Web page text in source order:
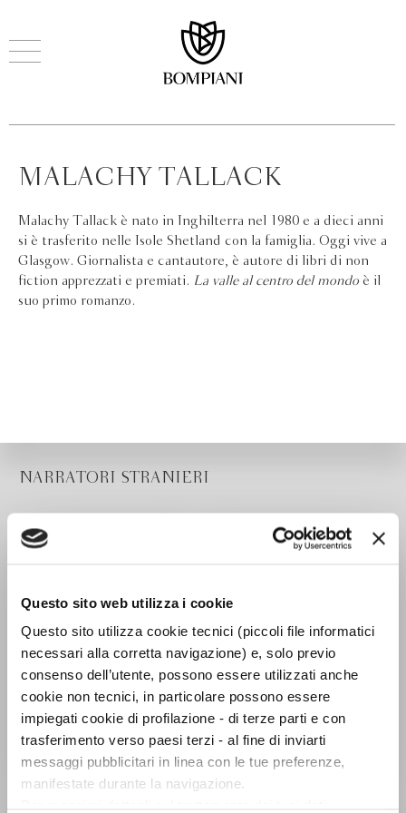
Questo sito web utilizza i cookie
Questo sito utilizza cookie tecnici (piccoli file informatici
necessari alla corretta navigazione) e, solo previo
consenso dell’utente, possono essere utilizzati anche
cookie non tecnici, in particolare possono essere
impiegati cookie di profilazione - di terze parti e con
trasferimento verso paesi terzi - al fine di inviarti
messaggi pubblicitari in linea con le tue preferenze,
manifestate durante la navigazione.
MALACHY TALLACK
Malachy Tallack è nato in Inghilterra nel 1980 e a dieci anni
si è trasferito nelle Isole Shetland con la famiglia. Oggi vive a
Glasgow. Giornalista e cantautore, è autore di libri di non
fiction apprezzati e premiati. La valle al centro del mondo è il
suo primo romanzo.
NARRATORI STRANIERI
Quel bellissimo valzer
La valle al centro del